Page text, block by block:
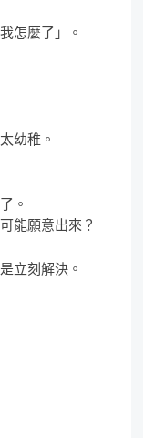
怎麼了」。
幼稚。
。
能願意出來？
立刻解決。